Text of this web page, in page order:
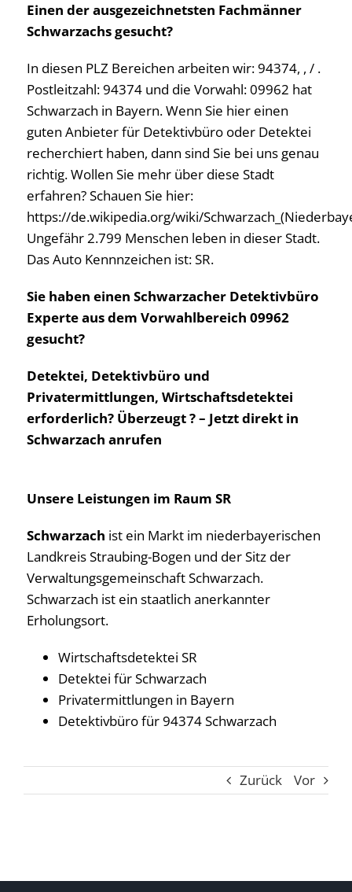
Einen der ausgezeichnetsten Fachmänner
Schwarzachs gesucht?
In diesen PLZ Bereichen arbeiten wir: 94374, , / .
Postleitzahl: 94374 und die Vorwahl: 09962 hat
Schwarzach in Bayern. Wenn Sie hier einen
guten Anbieter für Detektivbüro oder Detektei
recherchiert haben, dann sind Sie bei uns genau
richtig. Wollen Sie mehr über diese Stadt
erfahren? Schauen Sie hier:
https://de.wikipedia.org/wiki/
Ungefähr 2.799 Menschen leben in dieser Stadt.
Das Auto Kennnzeichen ist: SR.
Sie haben einen Schwarzacher Detektivbüro
Experte aus dem Vorwahlbereich 09962
gesucht?
Detektei, Detektivbüro und
Privatermittlungen, Wirtschaftsdetektei
erforderlich? Überzeugt ? – Jetzt direkt in
Schwarzach anrufen
Unsere Leistungen im Raum SR
Schwarzach ist ein Markt im niederbayerischen
Landkreis Straubing-Bogen und der Sitz der
Verwaltungsgemeinschaft Schwarzach.
Schwarzach ist ein staatlich anerkannter
Erholungsort.
Wirtschaftsdetektei SR
Detektei für Schwarzach
Privatermittlungen in Bayern
Detektivbüro für 94374 Schwarzach
Zurück Vor